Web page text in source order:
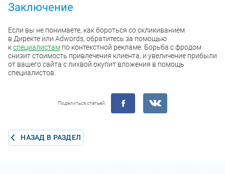
Заключение
Если вы не понимаете, как бороться со скликиванием
в Директе или Adwords, обратитесь за помощью
кспециалистам по контекстной рекламе. Борьба с фродом
снизит стоимость привлечения клиента, и увеличение прибыли
от вашего сайта с лихвой окупит вложения в помощь
специалистов.
НАЗАД В РАЗДЕЛ
Поделиться статьей: